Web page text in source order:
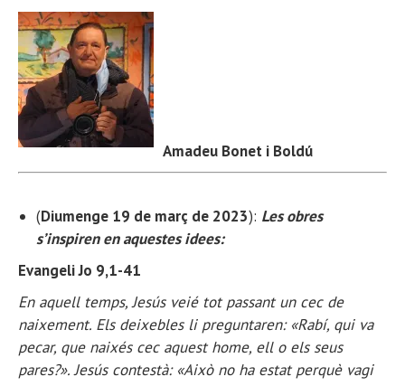
Amadeu Bonet i Boldú
(Diumenge 19 de març de 2023): Les obres
s’inspiren en aquestes idees:
Evangeli Jo 9,1-41
En aquell temps, Jesús veié tot passant un cec de
naixement. Els deixebles li preguntaren: «Rabí, qui va
pecar, que naixés cec aquest home, ell o els seus
pares?». Jesús contestà: «Això no ha estat perquè vagi